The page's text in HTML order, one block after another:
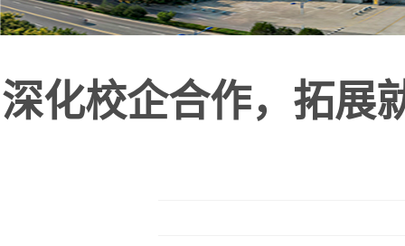
深化校企合作，拓